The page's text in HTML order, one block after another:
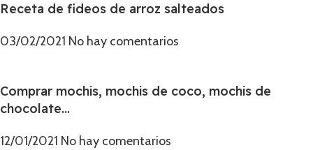
Receta de fideos de arroz salteados
03/02/2021 No hay comentarios
Comprar mochis, mochis de coco, mochis de
chocolate…
12/01/2021 No hay comentarios